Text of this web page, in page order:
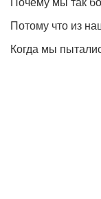
Потому что из
Когда мы